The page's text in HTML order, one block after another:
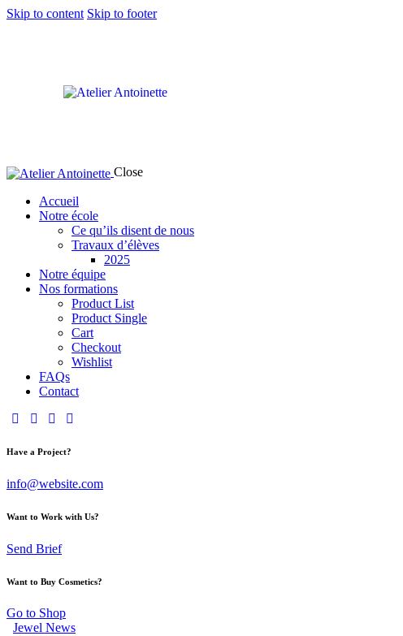
Skip to content Skip to footer
Close
Accueil
Notre école
Ce qu’ils disent de nous
Travaux d’élèves
2025
Notre équipe
Nos formations
Product List
Product Single
Cart
Checkout
Wishlist
FAQs
Contact
Have a Project?
info@website.com
Want to Work with Us?
Send Brief
Want to Buy Cosmetics?
Go to Shop
Jewel News